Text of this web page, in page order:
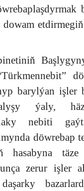
barylýan işler
ýaly,
nebiti
döwrebap
hasabyna
zerur işler